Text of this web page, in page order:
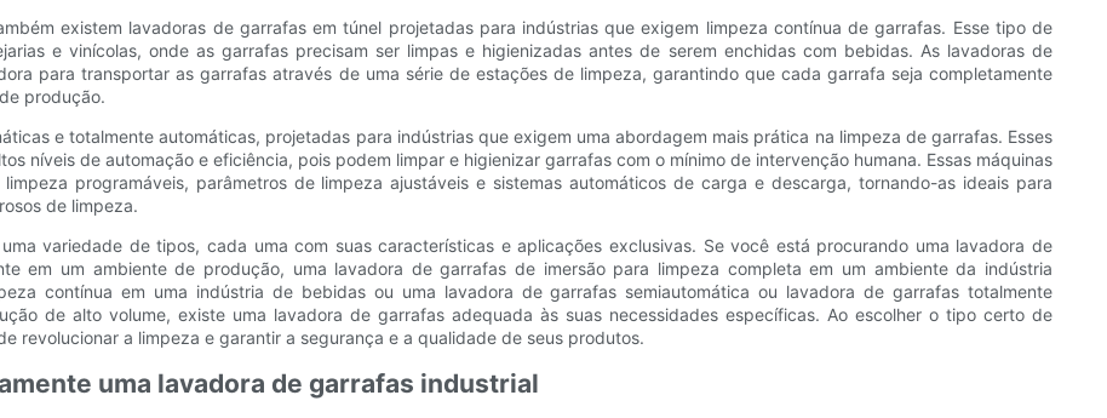
existem lavadoras de garrafas em túnel projetadas para indústrias que exigem limpeza contínua de garrafas. Esse tipo de
e vinícolas, onde as garrafas precisam ser limpas e higienizadas antes de serem enchidas com bebidas. As lavadoras de
para transportar as garrafas através de uma série de estações de limpeza, garantindo que cada garrafa seja completamente
produção.
e totalmente automáticas, projetadas para indústrias que exigem uma abordagem mais prática na limpeza de garrafas. Esses
níveis de automação e eficiência, pois podem limpar e higienizar garrafas com o mínimo de intervenção humana. Essas máquinas
programáveis, parâmetros de limpeza ajustáveis ​​e sistemas automáticos de carga e descarga, tornando-as ideais para
de limpeza.
variedade de tipos, cada uma com suas características e aplicações exclusivas. Se você está procurando uma lavadora de
em um ambiente de produção, uma lavadora de garrafas de imersão para limpeza completa em um ambiente da indústria
contínua em uma indústria de bebidas ou uma lavadora de garrafas semiautomática ou lavadora de garrafas totalmente
de alto volume, existe uma lavadora de garrafas adequada às suas necessidades específicas. Ao escolher o tipo certo de
revolucionar a limpeza e garantir a segurança e a qualidade de seus produtos.
uma lavadora de garrafas industrial